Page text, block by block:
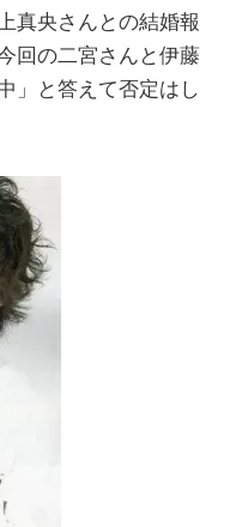
真央さんとの結婚報
回の二宮さんと伊藤
」と答えて否定はし